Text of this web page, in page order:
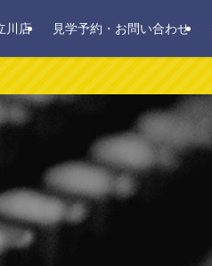
川店 見学予約・お問い合わせ